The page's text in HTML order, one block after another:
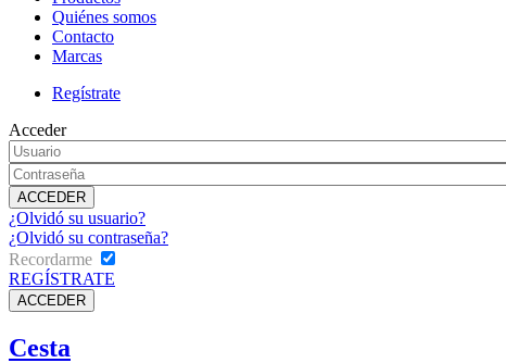
Quiénes somos
Contacto
Marcas
Regístrate
Acceder
¿Olvidó su usuario?
¿Olvidó su contraseña?
Recordarme
REGÍSTRATE
Cesta